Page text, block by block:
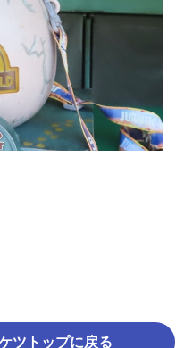
ツトップに戻る